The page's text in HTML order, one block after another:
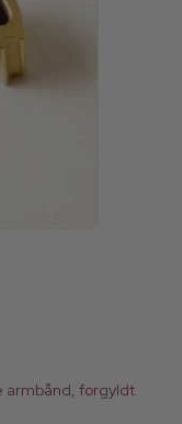
armbånd, forgyldt